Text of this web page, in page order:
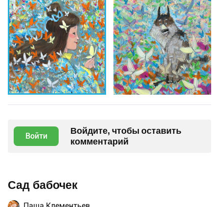
Войти
Войдите, чтобы оставить
комментарий
Сад бабочек